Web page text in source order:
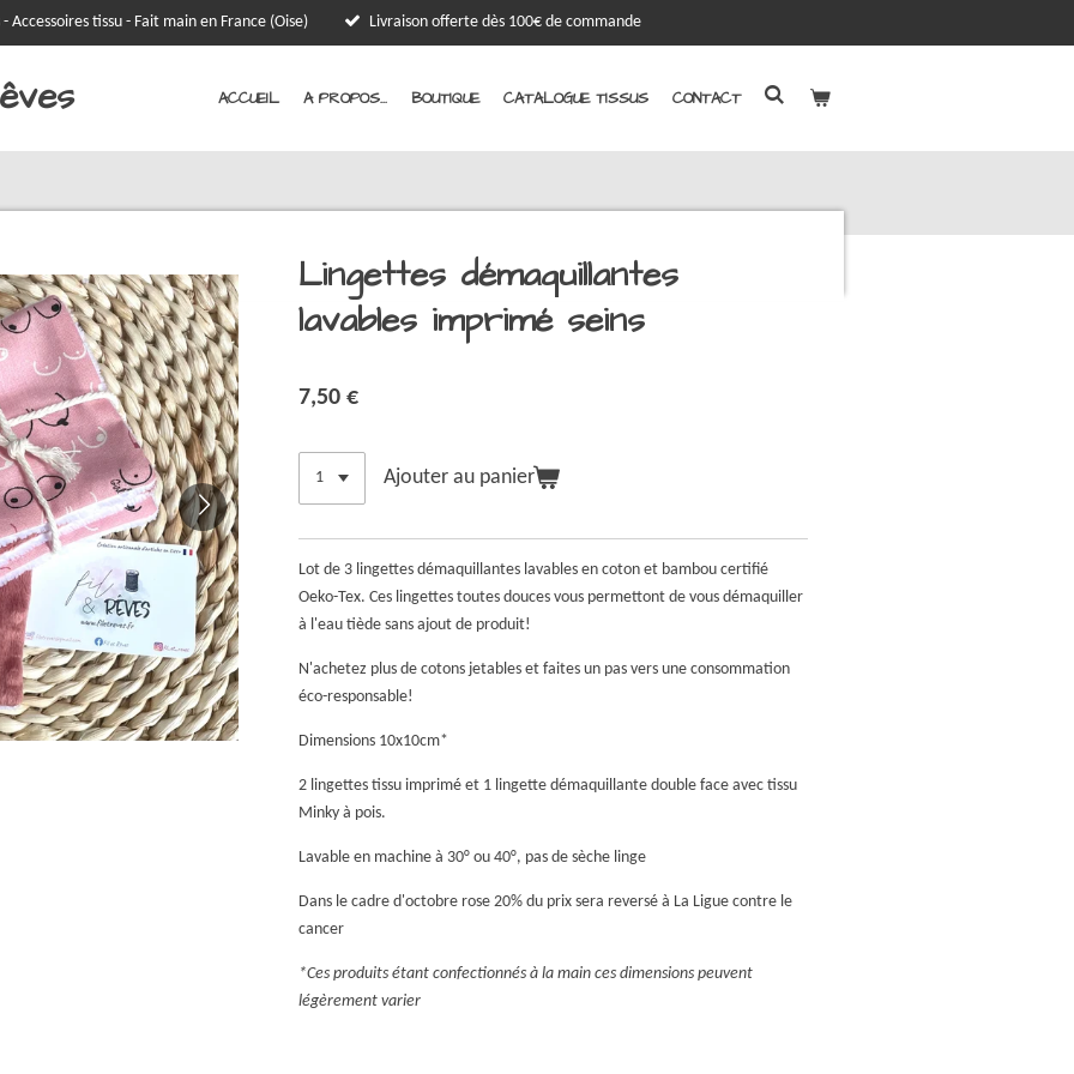
- Accessoires tissu - Fait main en France (Oise) Livraison offerte dès 100€ de commande
ACCUEIL A PROPOS... BOUTIQUE CATALOGUE TISSUS CONTACT
Lingettes démaquillantes
lavables imprimé seins
7,50 €
Ajouter au panier
Lot de 3 lingettes démaquillantes lavables en coton et bambou certifié
Oeko-Tex. Ces lingettes toutes douces vous permettont de vous démaquiller
à l'eau tiède sans ajout de produit!
N'achetez plus de cotons jetables et faites un pas vers une consommation
éco-responsable!
Dimensions 10x10cm*
2 lingettes tissu imprimé et 1 lingette démaquillante double face avec tissu
Minky à pois.
Lavable en machine à 30° ou 40°, pas de sèche linge
Dans le cadre d'octobre rose 20% du prix sera reversé à La Ligue contre le
cancer
*Ces produits étant confectionnés à la main ces dimensions peuvent
légèrement varier